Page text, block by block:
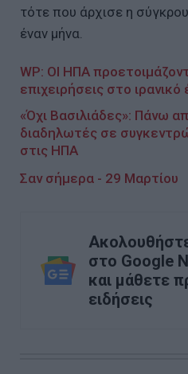
τότε που άρχισε η
έναν μήνα.
WP: ΟΙ ΗΠΑ
επιχειρήσεις στο
«Όχι Βασιλιάδες»: Πάνω
διαδηλωτές σε
στις ΗΠΑ
Σαν σήμερα - 29 Μαρτίου
στο Google
και μάθετε
ειδήσεις